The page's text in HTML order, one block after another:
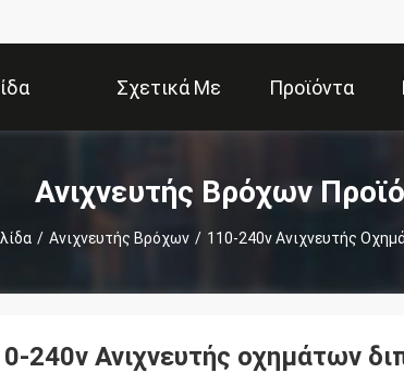
Σχετικά Με
Εμάς
Προϊόντα
Ανιχνευτής Βρόχων
/ Ανιχνευτής Βρόχων / 110-240v Ανιχνευτής
240v Ανιχνευτής οχημάτων